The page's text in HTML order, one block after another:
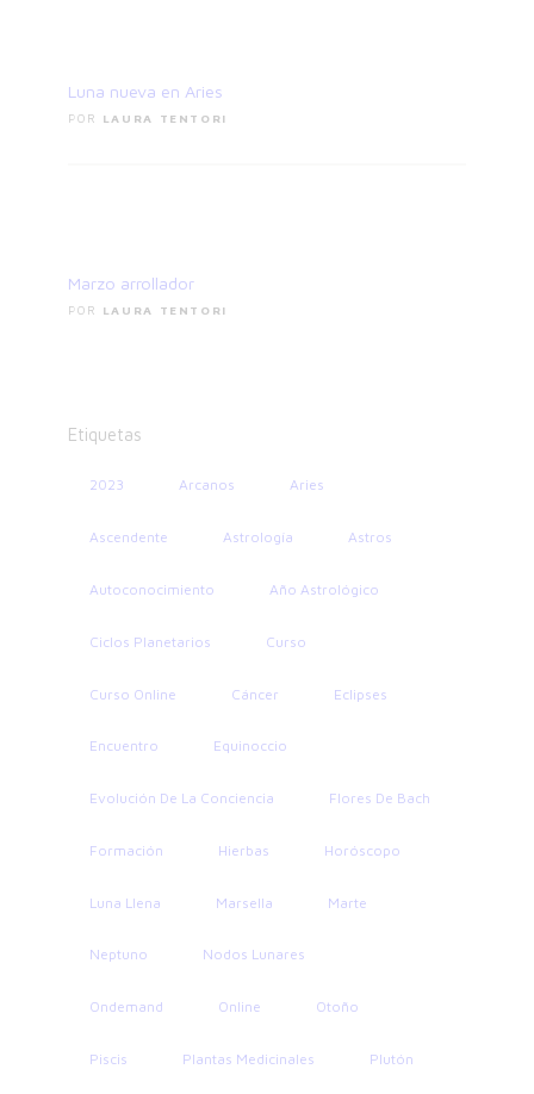
Luna nueva en Aries
POR LAURA TENTORI
Marzo arrollador
POR LAURA TENTORI
Etiquetas
2023 Arcanos Aries
Ascendente Astrología Astros
Autoconocimiento Año Astrológico
Ciclos Planetarios Curso
Curso Online Cáncer Eclipses
Encuentro Equinoccio
Evolución De La Conciencia Flores De Bach
Formación Hierbas Horóscopo
Luna Llena Marsella Marte
Neptuno Nodos Lunares
Ondemand Online Otoño
Piscis Plantas Medicinales Plutón